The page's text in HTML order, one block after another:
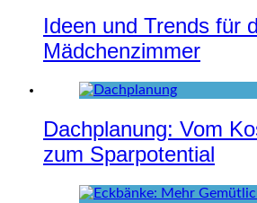
Ideen und Trends für
Mädchenzimmer
Dachplanung: Vom
zum Sparpotential